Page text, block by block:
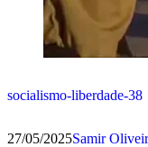
socialismo-liberdade-38
27/05/2025Samir